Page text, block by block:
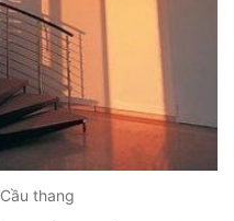
Cầu thang